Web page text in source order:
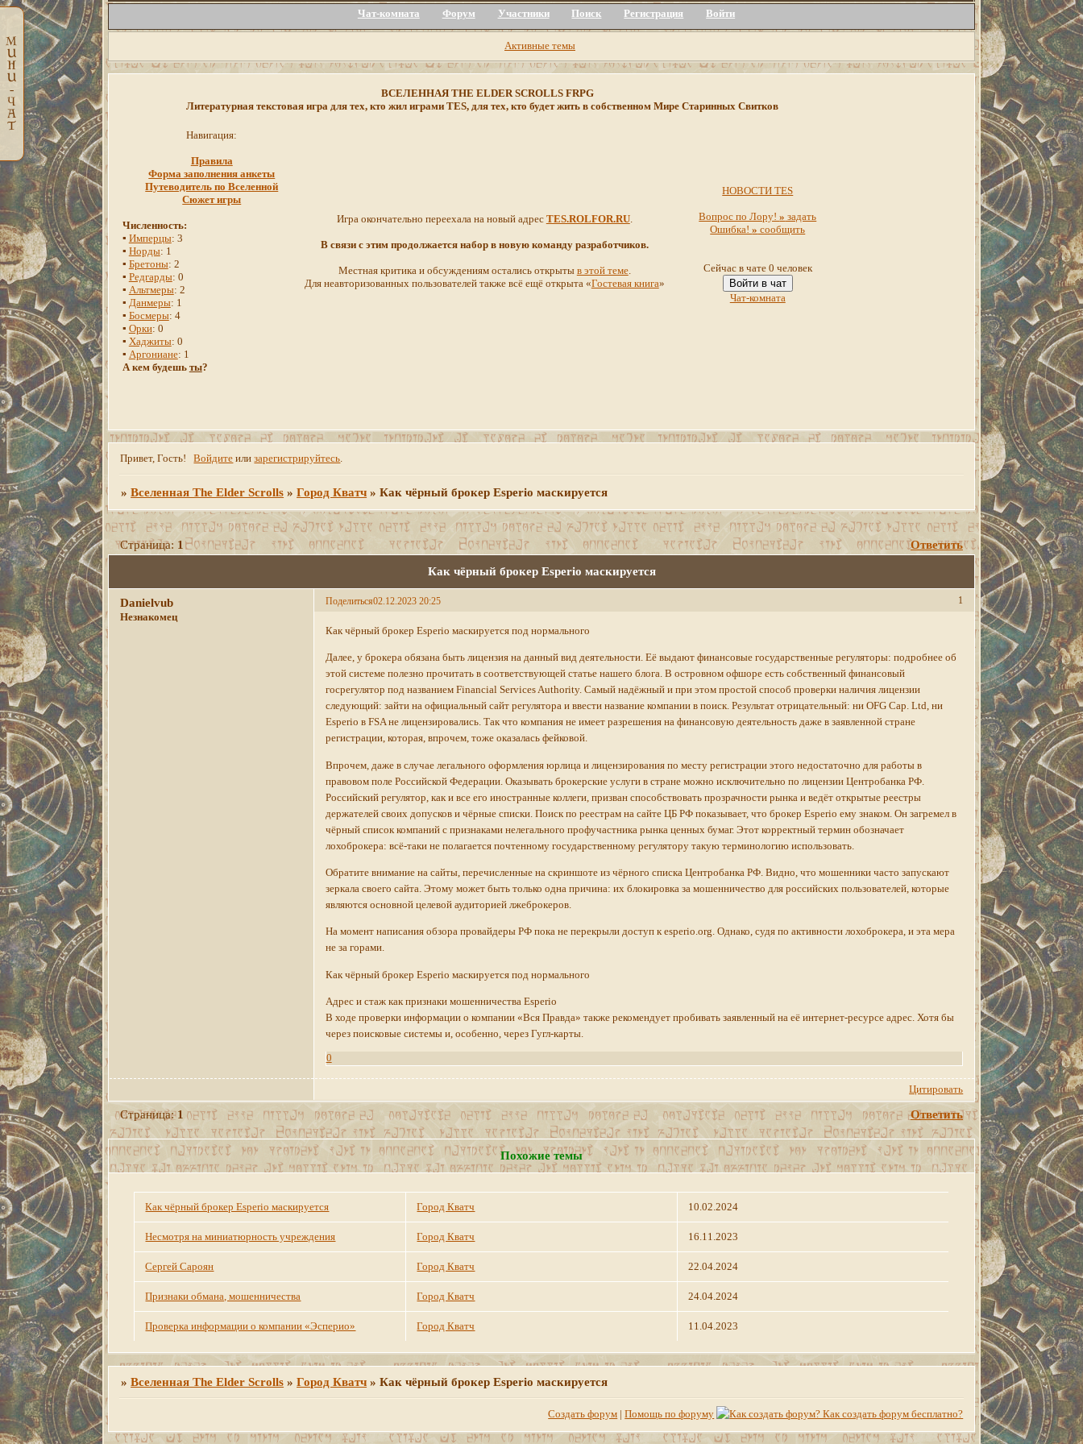
Чат-комната Форум Участники Поиск Регистрация Войти
Активные темы
ВСЕЛЕННАЯ THE ELDER SCROLLS FRPG
Литературная текстовая игра для тех, кто жил играми TES, для тех, кто будет жить в собственном Мире Старинных Свитков
Навигация:
Правила
Форма заполнения анкеты
Путеводитель по Вселенной
Сюжет игры
Численность:
▪ Имперцы: 3
▪ Норды: 1
▪ Бретоны: 2
▪ Редгарды: 0
▪ Альтмеры: 2
▪ Данмеры: 1
▪ Босмеры: 4
▪ Орки: 0
▪ Хаджиты: 0
▪ Аргониане: 1
А кем будешь ты?
Игра окончательно переехала на новый адрес TES.ROLFOR.RU.
В связи с этим продолжается набор в новую команду разработчиков.
Местная критика и обсуждениям остались открыты в этой теме.
Для неавторизованных пользователей также всё ещё открыта «Гостевая книга»
НОВОСТИ TES
Вопрос по Лору!» задать
Ошибка!» сообщить
Сейчас в чате 0 человек
Войти в чат
Чат-комната
Привет, Гость! Войдите илизарегистрируйтесь
»Вселенная The Elder Scrolls »Город Кватч »Как чёрный брокер Esperio маскируется
Как чёрный брокер Esperio маскируется
Страница: 1 Ответить
Поделиться 1
02.12.2023 20:25
Danielvub
Незнакомец
Как чёрный брокер Esperio маскируется под нормального
Далее, у брокера обязана быть лицензия на данный вид деятельности. Её выдают финансовые государственные регуляторы: подробнее об
этой системе полезно прочитать в соответствующей статье нашего блога. В островном офшоре есть собственный финансовый
госрегулятор под названием Financial Services Authority. Самый надёжный и при этом простой способ проверки наличия лицензии
следующий: зайти на официальный сайт регулятора и ввести название компании в поиск. Результат отрицательный: ни OFG Cap. Ltd, ни
Esperio в FSA не лицензировались. Так что компания не имеет разрешения на финансовую деятельность даже в заявленной стране
регистрации, которая, впрочем, тоже оказалась фейковой.
Впрочем, даже в случае легального оформления юрлица и лицензирования по месту регистрации этого недостаточно для работы в
правовом поле Российской Федерации. Оказывать брокерские услуги в стране можно исключительно по лицензии Центробанка РФ.
Российский регулятор, как и все его иностранные коллеги, призван способствовать прозрачности рынка и ведёт открытые реестры
держателей своих допусков и чёрные списки. Поиск по реестрам на сайте ЦБ РФ показывает, что брокер Esperio ему знаком. Он загремел в
чёрный список компаний с признаками нелегального профучастника рынка ценных бумаг. Этот корректный термин обозначает
лохоброкера: всё-таки не полагается почтенному государственному регулятору такую терминологию использовать.
Обратите внимание на сайты, перечисленные на скриншоте из чёрного списка Центробанка РФ. Видно, что мошенники часто запускают
зеркала своего сайта. Этому может быть только одна причина: их блокировка за мошенничество для российских пользователей, которые
являются основной целевой аудиторией лжеброкеров.
На момент написания обзора провайдеры РФ пока не перекрыли доступ к esperio.org. Однако, судя по активности лохоброкера, и эта мера
не за горами.
Как чёрный брокер Esperio маскируется под нормального
Адрес и стаж как признаки мошенничества Esperio
В ходе проверки информации о компании «Вся Правда» также рекомендует пробивать заявленный на её интернет-ресурсе адрес. Хотя бы
через поисковые системы и, особенно, через Гугл-карты.
0
Цитировать
Ответить
Страница:1
Похожие темы
Как чёрный брокер Esperio маскируется Город Кватч 10.02.2024
Несмотря на миниатюрность учреждения Город Кватч 16.11.2023
Сергей Сароян Город Кватч 22.04.2024
Признаки обмана, мошенничества Город Кватч 24.04.2024
Проверка информации о компании «Эсперио» Город Кватч 11.04.2023
»Вселенная The Elder Scrolls »Город Кватч »Как чёрный брокер Esperio маскируется
Создать форум |Помощь по форуму